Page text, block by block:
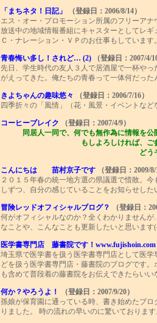
「まちネタ！日記」
（登録日：2006/8/14）
エス・オー・プロモーション所属のフリーア
放送中の地域情報番組にキャスターとしてレ
Ｃ・ナレーション・ＶＰのお仕事もしています。
青春悔い多し！されど… (2)（登録日：2007/4/10
先日、学生時代の友人３人で居酒屋で一杯や
がえってきた。俺たちの青春って一体何だった
きよちゃんの趣味悠々
（登録日：2006/7/16）
四季折々の「風情」（花・風景・イベントな
コーヒーブレイク （登録日：2007/4/9）
同居人一同で、何でも無作為に情報を
もしよろしければ、ご参加下さ
どうぞ宜しくお願
こんにちは 苗村京子です（登録日：2009/8/
２０１５年春の統一地方選の県議選で惜敗。
しずつ、自分の感じていることをお知らせした
冒険レッドオフィシャルブログ？
（登録日：
何がオフィシャルなのか？全くわかりません
なことや、こんなことも更新したいと思います
医学書専門店 藤書院です！www.fujishoin.com
埼玉県で医学書を扱う医学書専門店として医
どを扱う医学書専門店・藤書院のブログです
も含めて普段着の藤書院をお伝えできたらいい
何か？やろうよ！
（登録日：2007/9/20）
孫娘が保育園に通っている時、書き始めたブ
りました。 時の流れの早いのに驚いておりま